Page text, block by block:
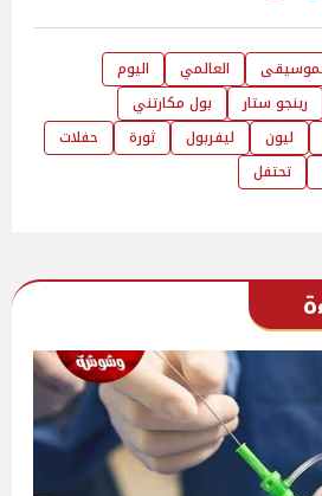
العالمي
اليوم
رينجو ستار
بول مكارتني
ليون ليفربول ثورة
حفلات
تحتفل